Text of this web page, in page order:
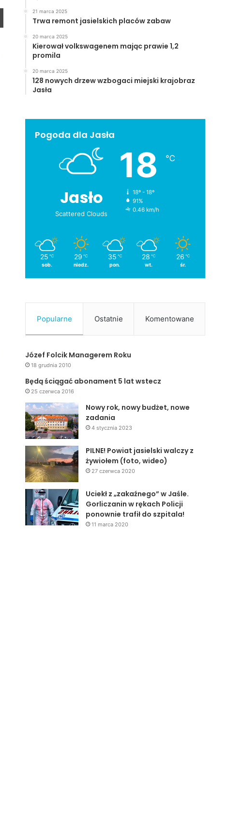
21 marca 2025
Trwa remont jasielskich placów zabaw
20 marca 2025
Kierował volkswagenem mając prawie 1,2
promila
20 marca 2025
128 nowych drzew wzbogaci miejski krajobraz
Jasła
Pogoda dla Jasła
Jasło
Scattered Clouds
18 ℃
18º - 18º
91%
0.46 km/h
25 ℃
sob.
29 ℃
niedz.
35 ℃
pon.
28 ℃
wt.
26 ℃
śr.
Popularne Ostatnie Komentowane
Józef Folcik Managerem Roku
18 grudnia 2010
Będą ściągać abonament 5 lat wstecz
25 czerwca 2016
Nowy rok, nowy budżet, nowe
zadania
4 stycznia 2023
PILNE! Powiat jasielski walczy z
żywiołem (foto, wideo)
27 czerwca 2020
Uciekł z „zakaźnego” w Jaśle.
Gorliczanin w rękach Policji
ponownie trafił do szpitala!
11 marca 2020